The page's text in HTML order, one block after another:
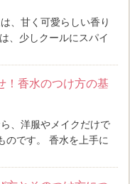
、甘く可愛らしい香り
、少しクールにスパイ
！香水のつけ方の基
、洋服やメイクだけで
のです。 香水を上手に